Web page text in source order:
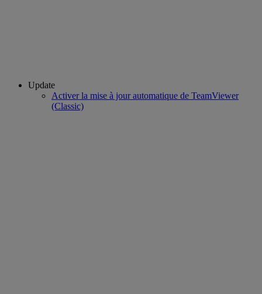
Update
Activer la mise à jour automatique de TeamViewer
(Classic)